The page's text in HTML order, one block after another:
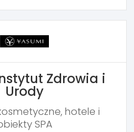
Zdrowia i
Urody
hotele i
SPA